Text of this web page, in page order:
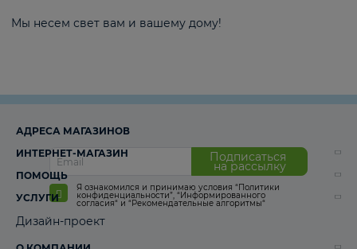
Мы несем свет вам и вашему дому!
Подписаться
на рассылку
Я ознакомился и принимаю условия “Политики
конфиденциальности”, “Информированного
согласия“ и “Рекомендательные алгоритмы“
АДРЕСА МАГАЗИНОВ
ИНТЕРНЕТ-МАГАЗИН
ПОМОЩЬ
УСЛУГИ
Дизайн-проект